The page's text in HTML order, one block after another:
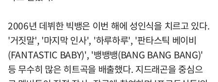
2006년 데뷔한 빅뱅은 이번 해에 성인식을 치르고 있다.
'거짓말', '마지막 인사', '하루하루', '판타스틱 베이비
(FANTASTIC BABY)', '뱅뱅뱅(BANG BANG BANG)'
등 무수히 많은 히트곡을 배출했다. 지드래곤을 중심으